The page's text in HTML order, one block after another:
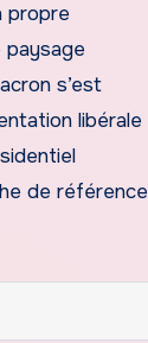
propre
paysage
s’est
libérale
de référence